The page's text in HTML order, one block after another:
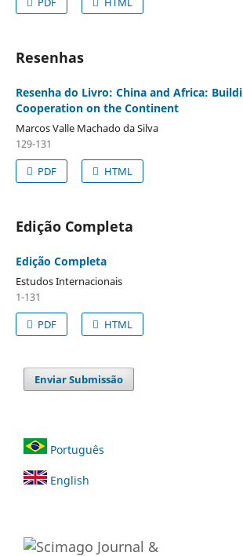
Resenhas
Resenha do Livro: China and Africa:
Cooperation on the Continent
Marcos Valle Machado da Silva
129-131
PDF
HTML
Edição Completa
Edição Completa
Estudos Internacionais
1-131
PDF
HTML
Enviar Submissão
Português
English